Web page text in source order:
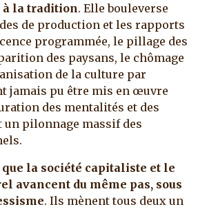
à la tradition. Elle bouleverse
de production et les rapports
programmée, le pillage des
des paysans, le chômage
de la culture par
jamais pu être mis en œuvre
des mentalités et des
un pilonnage massif des
la société capitaliste et le
avancent du même pas, sous
. Ils mènent tous deux un